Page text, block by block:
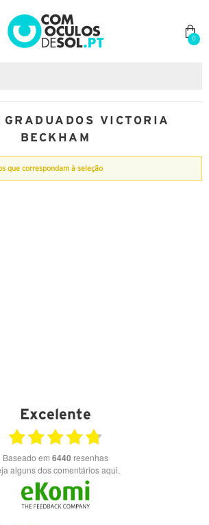
0
GRADUADOS VICTORIA
BECKHAM
que correspondam à seleção
Excelente
Baseado em 6440 resenhas
alguns dos comentários aqui.